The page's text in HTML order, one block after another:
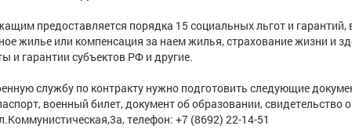
предоставляется порядка 15 социальных льгот и гарантий,
жилье или компенсация за наем жилья, страхование жизни и
и гарантии субъектов РФ и другие.
службу по контракту нужно подготовить следующие
военный билет, документ об образовании, свидетельство
телефон: +7 (8692) 22-14-51